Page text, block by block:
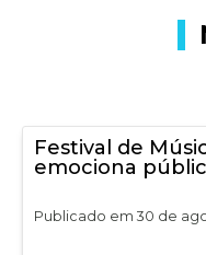
Festival de
emociona
Publicado em 30 de